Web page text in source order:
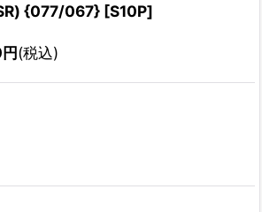
{077/067} [S10P]
円(税込)